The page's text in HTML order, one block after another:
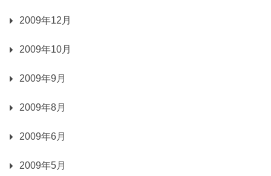
2009年12月
2009年10月
2009年9月
2009年8月
2009年6月
2009年5月